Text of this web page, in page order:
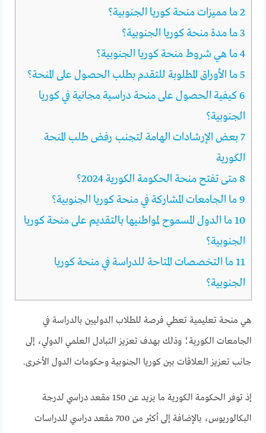
2ما مميزات منحة كوريا الجنوبية؟
3ما مدة منحة كوريا الجنوبية؟
4ما هي شروط منحة كوريا الجنوبية؟
5ما الأوراق المطلوبة للتقدم بطلب الحصول على المنحة؟
6كيفية الحصول على منحة دراسية مجانية في كوريا
الجنوبية؟
7بعض الإرشادات الهامة لتجنب رفض طلب المنحة
الكورية
8 متى تفتح منحة الحكومة الكورية 2024؟
9ما الجامعات المشاركة في منحة كوريا الجنوبية؟
10ما الدول المسموح لمواطنيها بالتقديم على منحة كوريا
الجنوبية؟
11ما التخصصات المتاحة للدراسة في منحة كوريا
الجنوبية؟
هي منحة تعليمية تعطي فرصة للطلاب الدوليين بالدراسة في
الجامعات الكورية؛ وذلك بهدف تعزيز التبادل العلمي الدولي، إلى
جانب تعزيز العلاقات بين كوريا الجنوبية وحكومات الدول الأخرى.
إذ توفر الحكومة الكورية ما يزيد عن 150 مقعد دراسي لدرجة
البكالوريوس، بالإضافة إلى أكثر من 700 مقعد دراسي للدراسات